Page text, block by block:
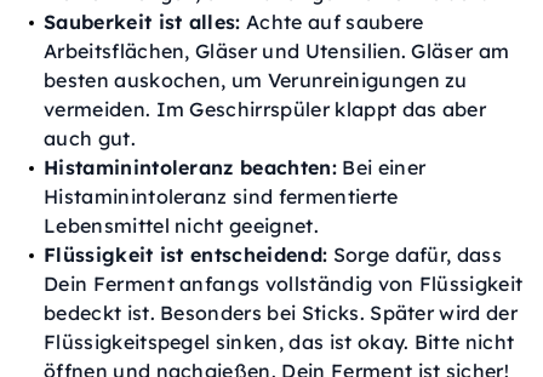
Sauberkeit ist alles: Achte auf saubere
Arbeitsflächen, Gläser und Utensilien. Gläser am
besten auskochen, um Verunreinigungen zu
vermeiden. Im Geschirrspüler klappt das aber
auch gut.
Histaminintoleranz beachten:Bei einer
Histaminintoleranz sind fermentierte
Lebensmittel nicht geeignet.
Flüssigkeit ist entscheidend: Sorge dafür, dass
Dein Ferment anfangs vollständig von Flüssigkeit
bedeckt ist. Besonders bei Sticks. Später wird der
Flüssigkeitspegel sinken, das ist okay. Bitte nicht
öffnen und nachgießen. Dein Ferment ist sicher!